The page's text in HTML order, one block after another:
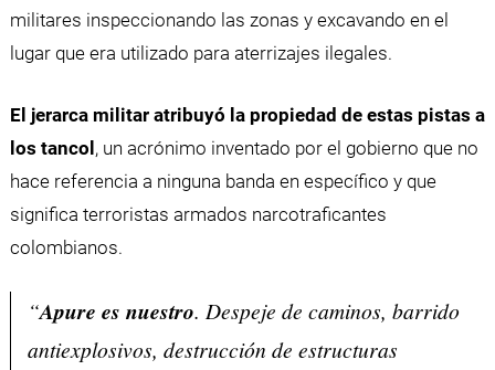
militares inspeccionando las zonas y excavando en el
lugar que era utilizado para aterrizajes ilegales.
El jerarca militar atribuyó la propiedad de estas pistas a
los tancol, un acrónimo inventado por el gobierno que no
hace referencia a ninguna banda en específico y que
significa terroristas armados narcotraficantes
colombianos.
“Apure es nuestro. Despeje de caminos, barrido
antiexplosivos, destrucción de estructuras